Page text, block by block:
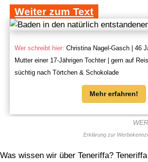
Weiter zum Text
Wer schreibt hier: Christina Nagel-Gasch | 46
Mutter einer 17-Jährigen Tochter | gern auf
süchtig nach Törtchen & Schokolade
Mehr erfahren!
Was wissen wir über Teneriffa?